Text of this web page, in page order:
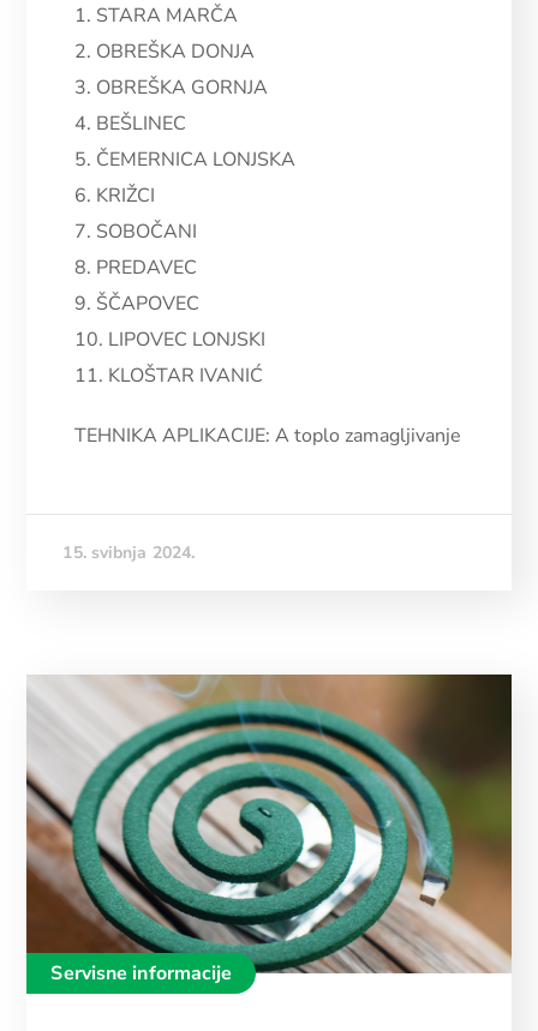
1. STARA MARČA
2. OBREŠKA DONJA
3. OBREŠKA GORNJA
4. BEŠLINEC
5. ČEMERNICA LONJSKA
6. KRIŽCI
7. SOBOČANI
8. PREDAVEC
9. ŠČAPOVEC
10. LIPOVEC LONJSKI
11. KLOŠTAR IVANIĆ
TEHNIKA APLIKACIJE: A toplo zamagljivanje
15. svibnja 2024.
Servisne informacije